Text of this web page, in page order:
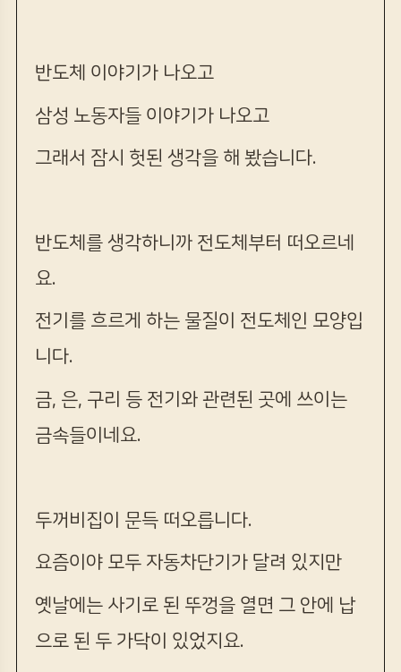
반도체 이야기가 나오고
삼성 노동자들 이야기가 나오고
그래서 잠시 헛된 생각을 해 봤습니다.
반도체를 생각하니까 전도체부터 떠오르네
요.
전기를 흐르게 하는 물질이 전도체인 모양입
니다.
금, 은, 구리 등 전기와 관련된 곳에 쓰이는
금속들이네요.
두꺼비집이 문득 떠오릅니다.
요즘이야 모두 자동차단기가 달려 있지만
옛날에는 사기로 된 뚜껑을 열면 그 안에 납
으로 된 두 가닥이 있었지요.